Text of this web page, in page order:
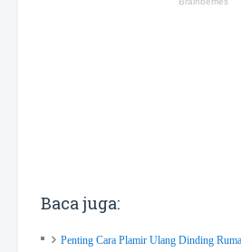
Baca juga:
Penting Cara Plamir Ulang Dinding